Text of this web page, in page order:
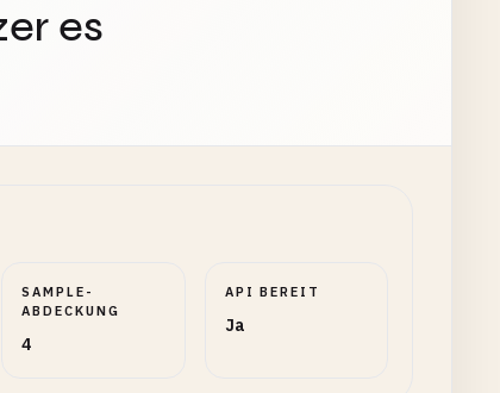
es
SAMPLE-
ABDECKUNG
4
API BEREIT
Ja